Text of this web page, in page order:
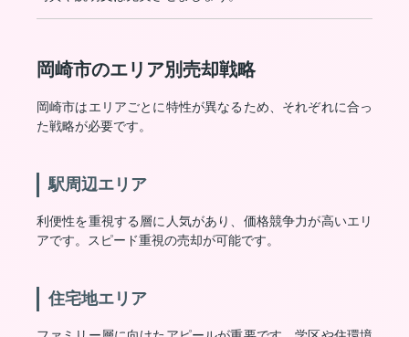
岡崎市のエリア別売却戦略
岡崎市はエリアごとに特性が異なるため、それぞれに合っ
た戦略が必要です。
駅周辺エリア
利便性を重視する層に人気があり、価格競争力が高いエリ
アです。スピード重視の売却が可能です。
住宅地エリア